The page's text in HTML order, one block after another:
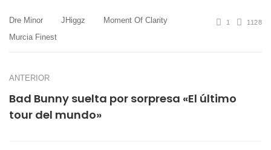
Dre Minor JHiggz
Moment Of Clarity
Murcia Finest
1 1128
ANTERIOR
Bad Bunny suelta por sorpresa «El último
tour del mundo»